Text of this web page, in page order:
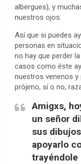
albergues), y
nuestros ojos.
Así que si puedes
personas en
no hay que perder
casos como éste
nuestros venenos y
prójimo, sí o no,
Amigxs,
un señor
sus
apoyarlo
trayéndole